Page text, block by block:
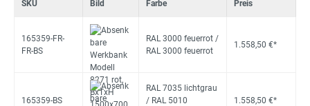
SKU Bild Farbe Preis
165359-FR-
FR-BS
RAL 3000 feuerrot /
RAL 3000 feuerrot
1.558,50 €*
165359-BS
RAL 7035 lichtgrau
/ RAL 5010
1.558,50 €*